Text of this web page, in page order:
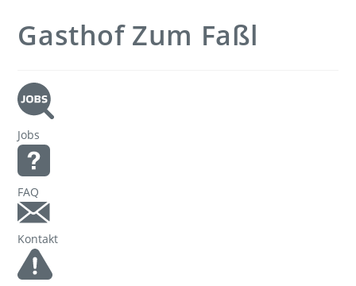
Tickets
Freizeit
Gasthof Zum Faßl
Jobs
FAQ
Kontakt